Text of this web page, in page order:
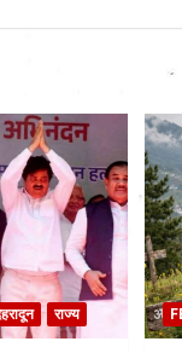
राज्य